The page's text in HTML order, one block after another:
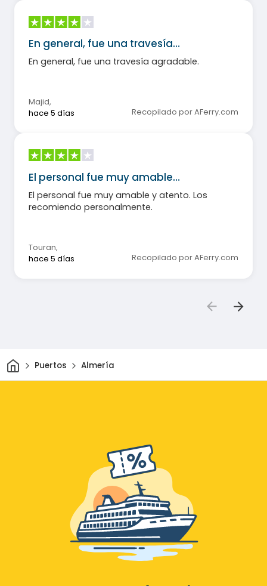
En general, fue una travesía…
En general, fue una travesía agradable.
Majid,
hace 5 días
Recopilado por AFerry.com
El personal fue muy amable…
El personal fue muy amable y atento. Los
recomiendo personalmente.
Touran,
hace 5 días
Recopilado por AFerry.com
InicioPuertos Almería